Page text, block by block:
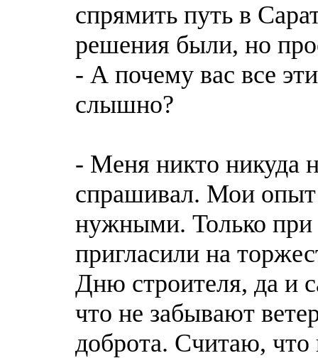
спрямить путь в
решения были, но
- А почему вас все
слышно?
- Меня никто никуда
спрашивал. Мои опыт
нужными. Только при
пригласили на
Дню строителя, да и
что не забывают
доброта. Считаю, что